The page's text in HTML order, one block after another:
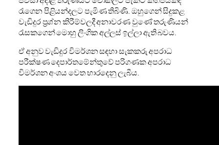
රැගෙන පිළියන්දලට පැමිණ තිබිණි. ඔහුගෙන් සිදුකළ
වැඩිදුර ප්‍රශ්න කිරීම්වලදී අනාවරණ වුණේ තරුණියන්
රැසකගෙන් මොහු ලිංගික අල්ලස් ඉල්ලා ඇති බවය.
ඒ අනුව වැඩිදුර විමර්ශන සඳහා සැකකරු අපරාධ
පරීක්ෂණ දෙපාර්තමේන්තුවේ පරිගණක අපරාධ
විමර්ශන අංශය වෙත භාරදෙනු ලැබීය.